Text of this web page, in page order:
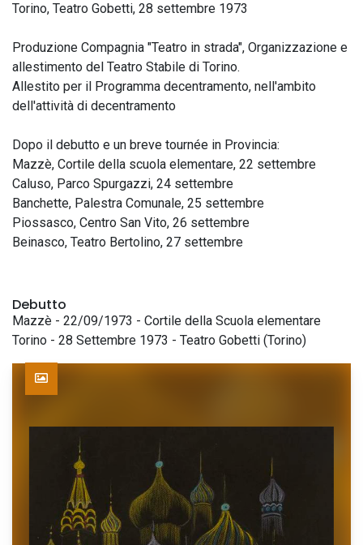
Torino, Teatro Gobetti, 28 settembre 1973
Produzione Compagnia "Teatro in strada", Organizzazione e
allestimento del Teatro Stabile di Torino.
Allestito per il Programma decentramento, nell'ambito
dell'attività di decentramento
Dopo il debutto e un breve tournée in Provincia:
Mazzè, Cortile della scuola elementare, 22 settembre
Caluso, Parco Spurgazzi, 24 settembre
Banchette, Palestra Comunale, 25 settembre
Piossasco, Centro San Vito, 26 settembre
Beinasco, Teatro Bertolino, 27 settembre
Debutto
Mazzè - 22/09/1973 - Cortile della Scuola elementare
Torino - 28 Settembre 1973 - Teatro Gobetti (Torino)